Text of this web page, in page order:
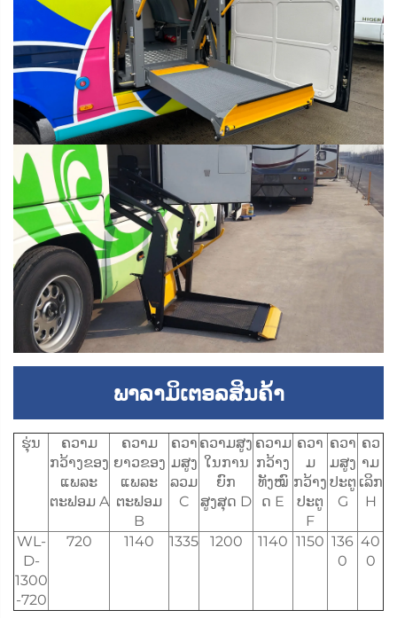
ພາລາມິເຕອລສິນຄ້າ
ຮຸ່ນ
ຄວາມ
ກວ້າງຂອງ
ແພລະ
ຕະຟອມ A
ຄວາມ
ຍາວຂອງ
ແພລະ
ຕະຟອມ
B
ຄວາ
ມສູງ
ລວມ
C
ຄວາມສູງ
ໃນການ
ຍົກ
ສູງສຸດ D
ຄວາມ
ກວ້າງ
ທັງໝົ
ດ E
ຄວາ
ມ
ກວ້າງ
ປະຕູ
F
ຄວາ
ມສູງ
ປະຕູ
G
ຄວ
າມ
ເລິກ
H
WL-
D-
1300
-720
720 1140 1335 1200 1140 1150 136
0
40
0